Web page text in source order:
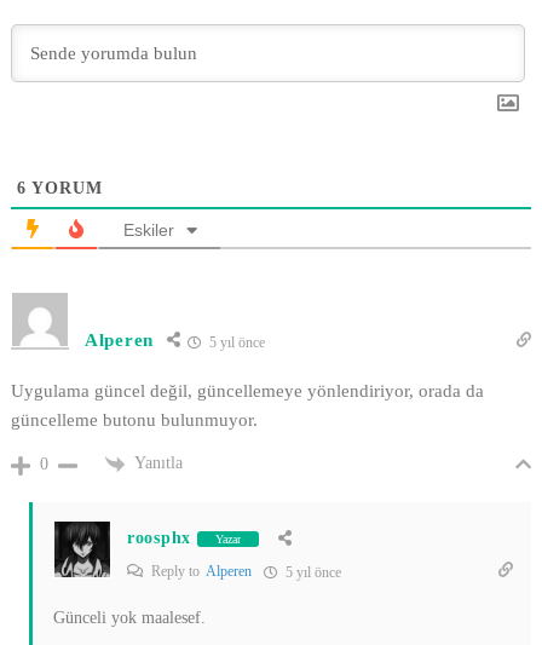
6 YORUM
Eskiler
Alperen 5 yıl önce
Uygulama güncel değil, güncellemeye yönlendiriyor, orada da
güncelleme butonu bulunmuyor.
0 Yanıtla
roosphx Yazar
Reply to Alperen 5 yıl önce
Günceli yok maalesef.